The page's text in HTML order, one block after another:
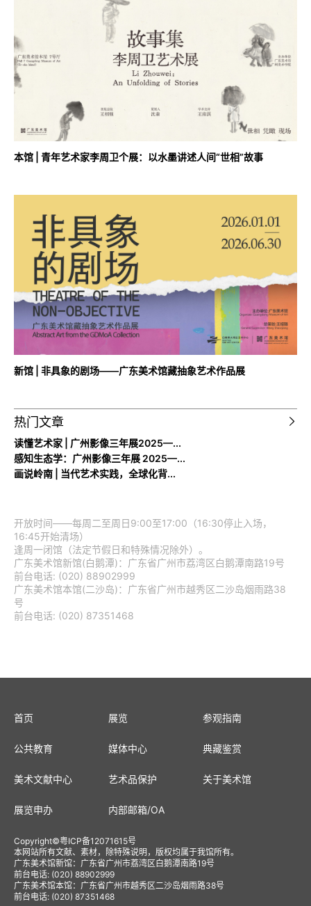
本馆 | 青年艺术家李周卫个展：以水墨讲述人间“世相”故事
新馆 | 非具象的剧场——广东美术馆藏抽象艺术作品展
热门文章
读懂艺术家 | 广州影像三年展2025—...
感知生态学：广州影像三年展 2025—...
画说岭南 | 当代艺术实践，全球化背...
开放时间——每周二至周日9:00至17:00（16:30停止入场，
16:45开始清场）
逢周一闭馆（法定节假日和特殊情况除外）。
广东美术馆新馆(白鹅潭)：广东省广州市荔湾区白鹅潭南路19号
前台电话: (020) 88902999
广东美术馆本馆(二沙岛)：广东省广州市越秀区二沙岛烟雨路38
号
前台电话: (020) 87351468
首页 展览 参观指南
公共教育 媒体中心 典藏鉴赏
美术文献中心 艺术品保护 关于美术馆
展览申办 内部邮箱/OA
Copyright©粤ICP备12071615号
本网站所有文献、素材，除特殊说明，版权均属于我馆所有。
广东美术馆新馆：广东省广州市荔湾区白鹅潭南路19号
前台电话: (020) 88902999
广东美术馆本馆：广东省广州市越秀区二沙岛烟雨路38号
前台电话: (020) 87351468